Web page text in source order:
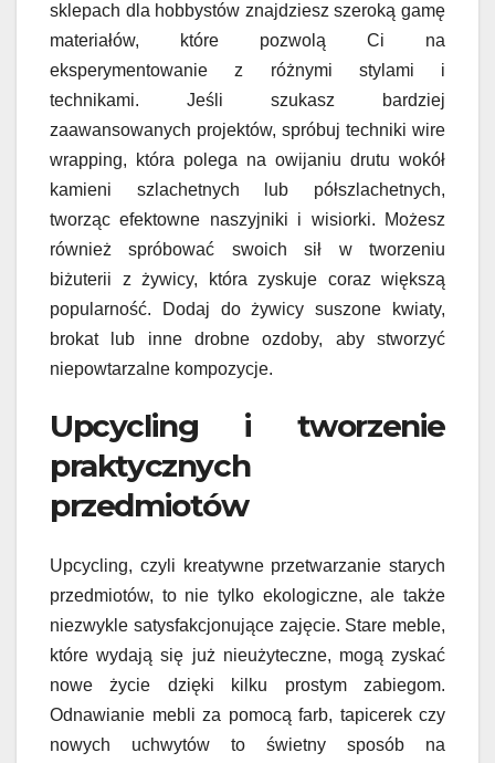
sklepach dla hobbystów znajdziesz szeroką gamę
materiałów, które pozwolą Ci na
eksperymentowanie z różnymi stylami i
technikami. Jeśli szukasz bardziej
zaawansowanych projektów, spróbuj techniki wire
wrapping, która polega na owijaniu drutu wokół
kamieni szlachetnych lub półszlachetnych,
tworząc efektowne naszyjniki i wisiorki. Możesz
również spróbować swoich sił w tworzeniu
biżuterii z żywicy, która zyskuje coraz większą
popularność. Dodaj do żywicy suszone kwiaty,
brokat lub inne drobne ozdoby, aby stworzyć
niepowtarzalne kompozycje.
Upcycling i tworzenie
praktycznych
przedmiotów
Upcycling, czyli kreatywne przetwarzanie starych
przedmiotów, to nie tylko ekologiczne, ale także
niezwykle satysfakcjonujące zajęcie. Stare meble,
które wydają się już nieużyteczne, mogą zyskać
nowe życie dzięki kilku prostym zabiegom.
Odnawianie mebli za pomocą farb, tapicerek czy
nowych uchwytów to świetny sposób na